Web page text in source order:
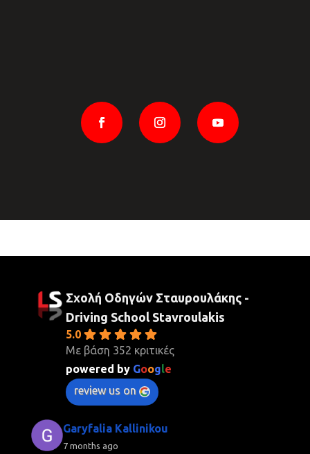
Σχολή Οδηγών Σταυρουλάκης -
Driving School Stavroulakis
5.0
Με βάση 352 κριτικές
powered by Google
review us on
Garyfalia Kallinikou
7 months ago